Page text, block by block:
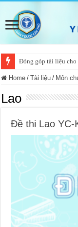
Đóng góp tài liệu cho
Home / Tài liệu / Môn
Lao
Đề thi Lao YC-